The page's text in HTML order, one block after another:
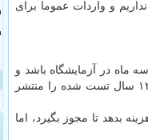
و واردات عموما برای
ماه در آزمایشگاه باشد و
خرابی كالاهایی كه طی این ۱۲ سال تست شده را منتشر
بدهد تا مجوز بگیرد، اما